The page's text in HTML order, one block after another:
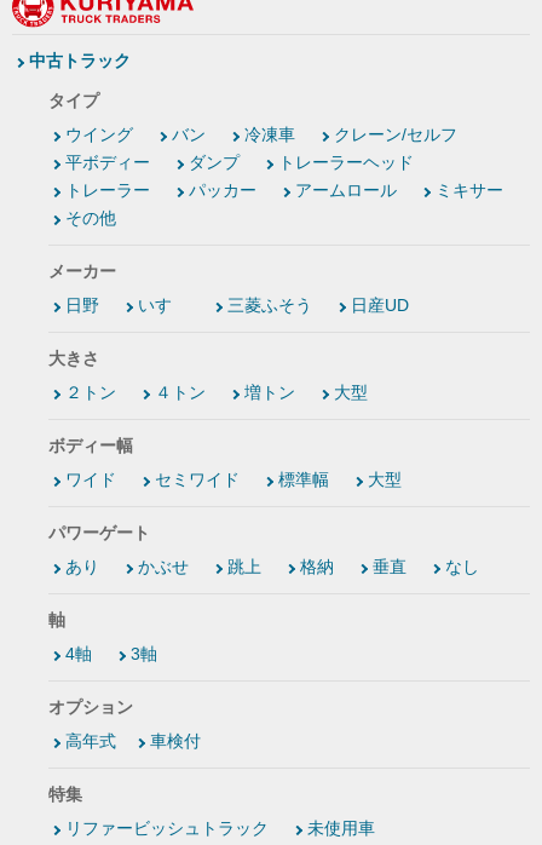
中古トラック
タイプ
ウイング
バン 冷凍車
クレーン/セルフ
平ボディー
ダンプ
トレーラーヘッド
トレーラー
パッカー アームロール
ミキサー
その他
メーカー
日野
いすゞ 三菱ふそう 日産UD
大きさ
２トン
４トン 増トン 大型
ボディー幅
ワイド
セミワイド 標準幅 大型
パワーゲート
あり
かぶせ 跳上 格納 垂直 なし
軸
4軸
3軸
オプション
高年式
車検付
特集
リファービッシュトラック
未使用車